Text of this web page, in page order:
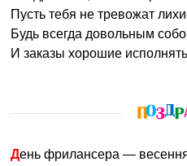
Пусть тебя не тревожат
Будь всегда довольным
И заказы хорошие
День фрилансера —